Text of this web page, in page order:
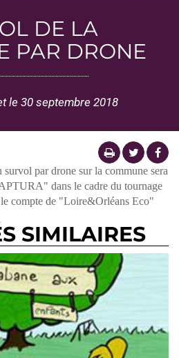
DE LA
PAR DRONE
le 30 septembre 2018
par drone sur la commune sera
dans le cadre du tournage
compte de "Loire&Orléans Eco"
SIMILAIRES